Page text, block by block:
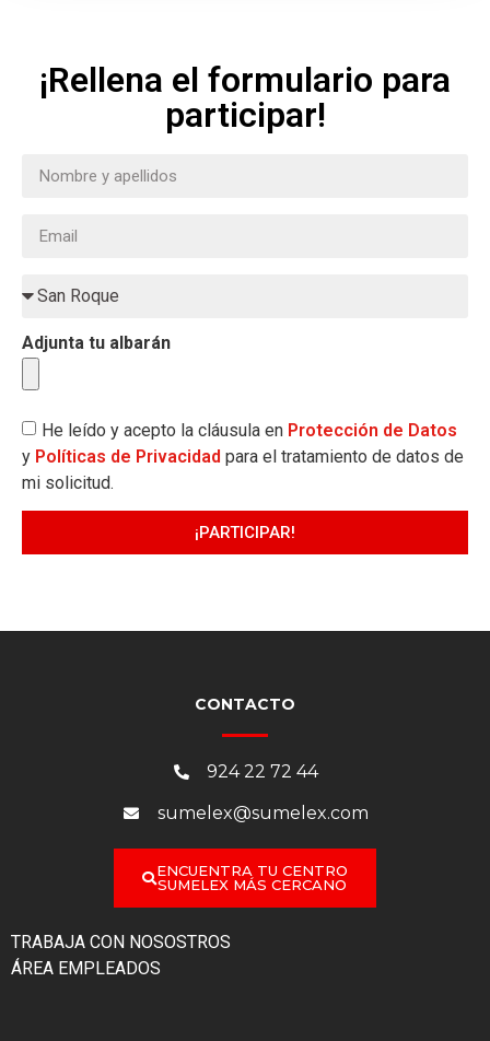
¡Rellena el formulario para
participar!
Adjunta tu albarán
He leído y acepto la cláusula en Protección de Datos
y Políticas de Privacidad para el tratamiento de datos de
mi solicitud.
¡PARTICIPAR!
CONTACTO
924 22 72 44
sumelex@sumelex.com
ENCUENTRA TU CENTRO
SUMELEX MÁS CERCANO
TRABAJA CON NOSOSTROS
ÁREA EMPLEADOS